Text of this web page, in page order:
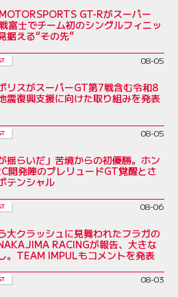
GT-Rがスーパー
富士でチーム初のシングルフィニッ
据える“その先”
08-05
リスがスーパーGT第7戦含む令和8
震復興支援に向けた取り組みを発表
08-05
揺らいだ」苦境からの初優勝。ホン
開発陣のプレリュードGT覚醒とさ
テンシャル
08-06
大クラッシュに見舞われたフラガの
RACINGが報告、大きな
。TEAM IMPULもコメントを発表
08-03